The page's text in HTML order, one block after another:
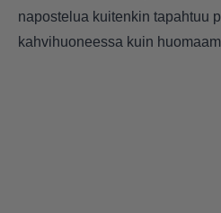
napostelua kuitenkin tapahtuu
kahvihuoneessa kuin